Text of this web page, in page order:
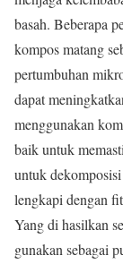
basah. Beberapa
kompos matang
pertumbuhan
dapat
menggunakan
baik untuk
untuk
lengkapi dengan
Yang di hasilkan
gunakan sebagai